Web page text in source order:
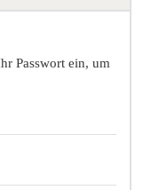
Passwort ein, um